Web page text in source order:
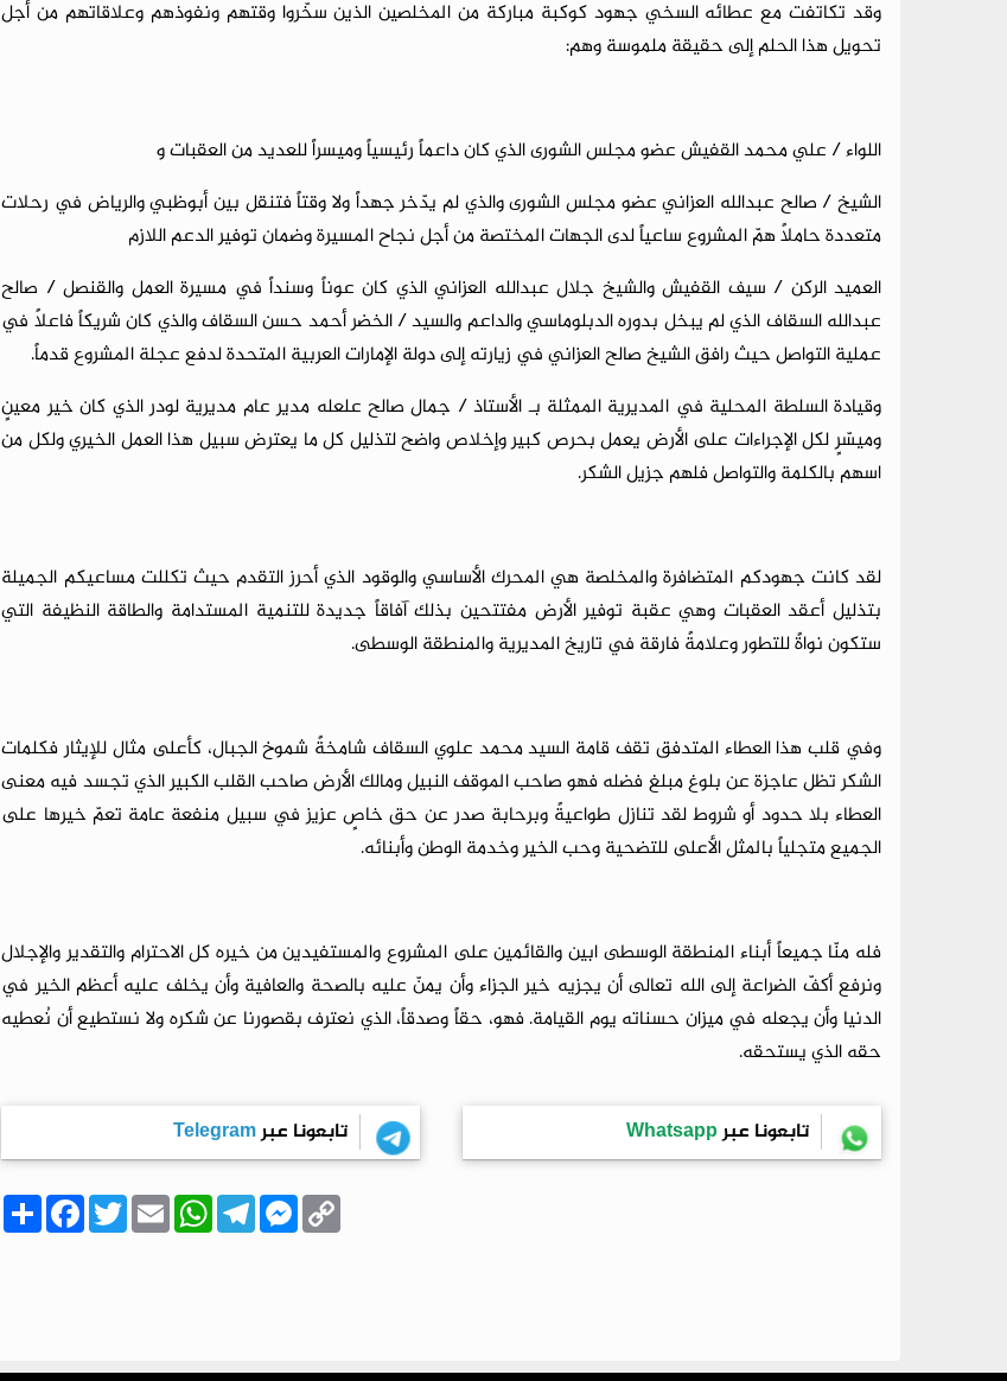
وقد تكاتفت مع عطائه السخي جهود كوكبة مباركة من المخلصين الذين سخّروا وقتهم ونفوذهم وعلاقاتهم من أجل
تحويل هذا الحلم إلى حقيقة ملموسة وهم:
اللواء / علي محمد القفيش عضو مجلس الشورى الذي كان داعماً رئيسياً وميسراً للعديد من العقبات و
الشيخ / صالح عبدالله العزاني عضو مجلس الشورى والذي لم يدّخر جهداً ولا وقتاً فتنقل بين أبوظبي والرياض في رحلات
متعددة حاملاً همّ المشروع ساعياً لدى الجهات المختصة من أجل نجاح المسيرة وضمان توفير الدعم اللازم
العميد الركن / سيف القفيش والشيخ جلال عبدالله العزاني الذي كان عوناً وسنداً في مسيرة العمل والقنصل / صالح
عبدالله السقاف الذي لم يبخل بدوره الدبلوماسي والداعم والسيد / الخضر أحمد حسن السقاف والذي كان شريكاً فاعلاً في
عملية التواصل حيث رافق الشيخ صالح العزاني في زيارته إلى دولة الإمارات العربية المتحدة لدفع عجلة المشروع قدماً.
وقيادة السلطة المحلية في المديرية الممثلة بـ الأستاذ / جمال صالح علعله مدير عام مديرية لودر الذي كان خير معينٍ
وميسّرٍ لكل الإجراءات على الأرض يعمل بحرص كبير وإخلاص واضح لتذليل كل ما يعترض سبيل هذا العمل الخيري ولكل من
اسهم بالكلمة والتواصل فلهم جزيل الشكر.
لقد كانت جهودكم المتضافرة والمخلصة هي المحرك الأساسي والوقود الذي أحرز التقدم حيث تكللت مساعيكم الجميلة
بتذليل أعقد العقبات وهي عقبة توفير الأرض مفتتحين بذلك آفاقاً جديدة للتنمية المستدامة والطاقة النظيفة التي
ستكون نواةً للتطور وعلامةً فارقة في تاريخ المديرية والمنطقة الوسطى.
وفي قلب هذا العطاء المتدفق تقف قامة السيد محمد علوي السقاف شامخةً شموخ الجبال، كأعلى مثال للإيثار فكلمات
الشكر تظل عاجزة عن بلوغ مبلغ فضله فهو صاحب الموقف النبيل ومالك الأرض صاحب القلب الكبير الذي تجسد فيه معنى
العطاء بلا حدود أو شروط لقد تنازل طواعيةً وبرحابة صدر عن حق خاصٍ عزيز في سبيل منفعة عامة تعمّ خيرها على
الجميع متجلياً بالمثل الأعلى للتضحية وحب الخير وخدمة الوطن وأبنائه.
فله منّا جميعاً أبناء المنطقة الوسطى ابين والقائمين على المشروع والمستفيدين من خيره كل الاحترام والتقدير والإجلال
ونرفع أكفّ الضراعة إلى الله تعالى أن يجزيه خير الجزاء وأن يمنّ عليه بالصحة والعافية وأن يخلف عليه أعظم الخير في
الدنيا وأن يجعله في ميزان حسناته يوم القيامة. فهو، حقاً وصدقاً، الذي نعترف بقصورنا عن شكره ولا نستطيع أن نُعطيه
حقه الذي يستحقه.
تابعونا عبرWhatsapp تابعونا عبرTelegram
ا
ن
ش
F
a
c
T
wi
E
m
a
W
h
a
T
el
M
e
s
C
o
p